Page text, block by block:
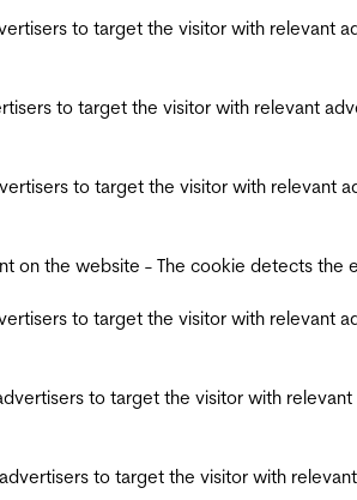
to target the visitor with relevant
to target the visitor with relevant
to target the visitor with relevant
on the website - The cookie detects
to target the visitor with relevant
to target the visitor with
to target the visitor with